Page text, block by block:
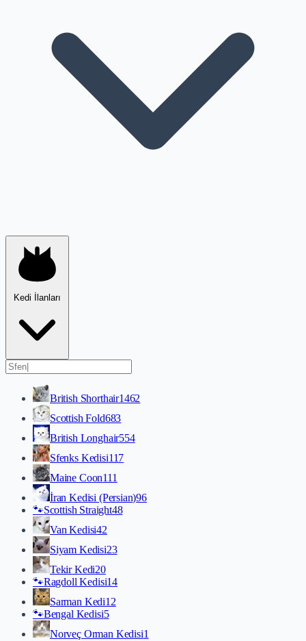
Kedi İlanları
British Shorthair1462
Scottish Fold683
British Longhair554
Sfenks Kedisi117
Maine Coon111
İran Kedisi (Persian)96
🐾Scottish Straight48
Van Kedisi42
Siyam Kedisi23
Tekir Kedi20
🐾Ragdoll Kedisi14
Sarman Kedi12
🐾Bengal Kedisi5
Norveç Orman Kedisi1